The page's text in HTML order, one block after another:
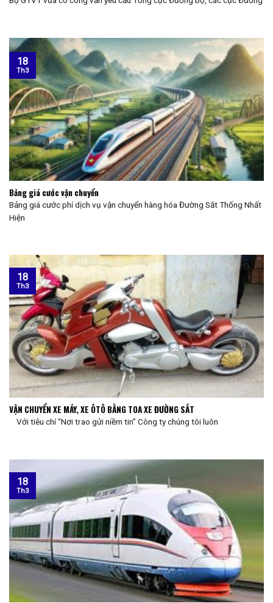
Bảng giá cước vận chuyển
Bảng giá cước phí dịch vụ vận chuyển hàng hóa Đường Sắt Thống Nhất
Hiện
18
Th3
VẬN CHUYỂN XE MÁY, XE ÔTÔ BẰNG TOA XE ĐƯỜNG SẮT
Với tiêu chí “Nơi trao gửi niềm tin” Công ty chúng tôi luôn
18
Th3
18
Th3